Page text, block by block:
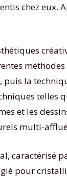
chez eux.
puis la
telles
et les
multi-
caractérisé
pour